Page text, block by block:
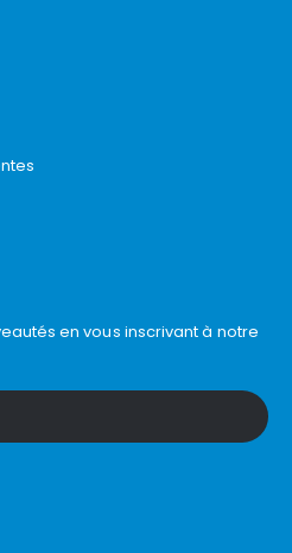
en vous inscrivant à notre